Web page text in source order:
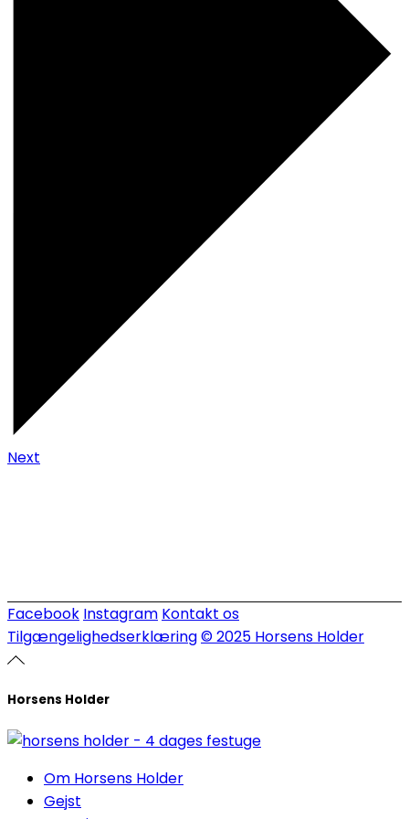
Next
Facebook Instagram Kontakt os
Tilgængelighedserklæring© 2025 Horsens Holder
Horsens Holder
Om Horsens Holder
Gejst